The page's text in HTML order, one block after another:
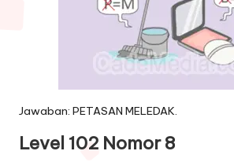
Jawaban: PETASAN MELEDAK.
Level 102 Nomor 8